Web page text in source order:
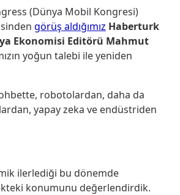
(Dünya Mobil Kongresi)
görüş aldığımız Haberturk
Ekonomisi Editörü Mahmut
yoğun talebi ile yeniden
robotolardan, daha da
yapay zeka ve endüstriden
ilerlediği bu dönemde
konumunu değerlendirdik.